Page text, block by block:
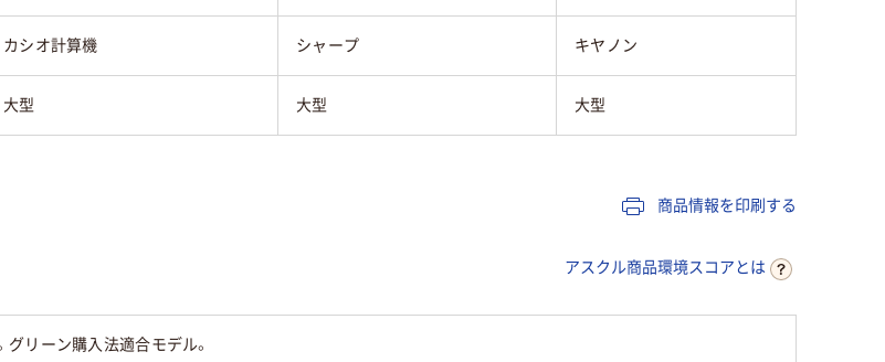
カシオ計算機 シャープ キヤノン
大型 大型 大型
商品情報を印刷する
アスクル商品環境スコアとは
リーン購入法適合モデル。